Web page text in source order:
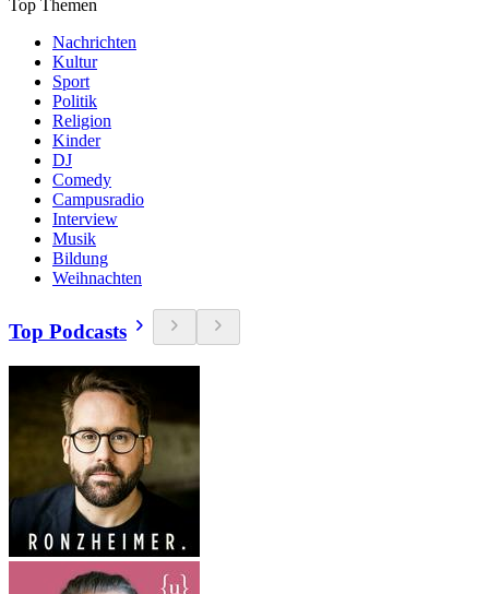
Top Themen
Nachrichten
Kultur
Sport
Politik
Religion
Kinder
DJ
Comedy
Campusradio
Interview
Musik
Bildung
Weihnachten
Top Podcasts